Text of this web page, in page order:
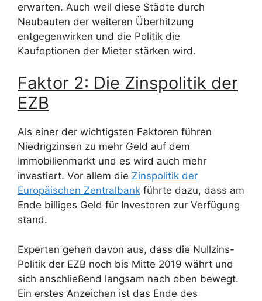
erwarten. Auch weil diese Städte durch
Neubauten der weiteren Überhitzung
entgegenwirken und die Politik die
Kaufoptionen der Mieter stärken wird.
Faktor 2: Die Zinspolitik der
EZB
Als einer der wichtigsten Faktoren führen
Niedrigzinsen zu mehr Geld auf dem
Immobilienmarkt und es wird auch mehr
investiert. Vor allem die Zinspolitik der
Europäischen Zentralbank führte dazu, dass am
Ende billiges Geld für Investoren zur Verfügung
stand.
Experten gehen davon aus, dass die Nullzins-
Politik der EZB noch bis Mitte 2019 währt und
sich anschließend langsam nach oben bewegt.
Ein erstes Anzeichen ist das Ende des